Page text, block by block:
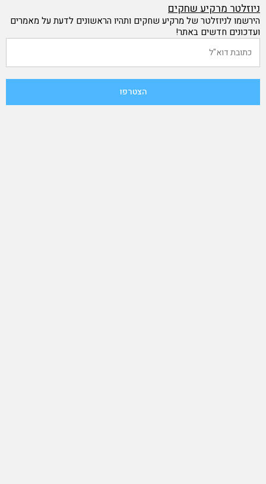
ניוזלטר מרקיע שחקים
הירשמו לניוזלטר של מרקיע שחקים ותהיו הראשונים לדעת על מאמרים
ועדכונים חדשים באתר!